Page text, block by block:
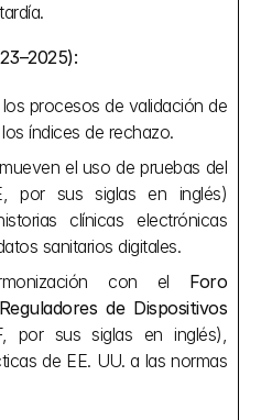
procesos de validación de
índices de rechazo.
el uso de pruebas del
por sus siglas en inglés)
clínicas electrónicas
sanitarios digitales.
con el Foro
de Dispositivos
por sus siglas en inglés),
de EE. UU. a las normas